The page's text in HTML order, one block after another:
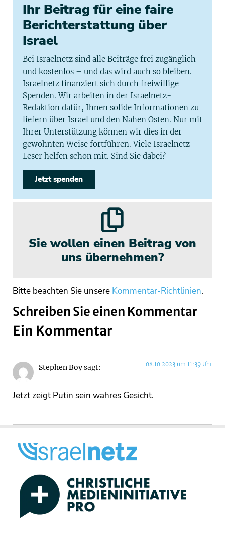
Ihr Beitrag für eine faire
Berichterstattung über
Israel
Bei Israelnetz sind alle Beiträge frei zugänglich
und kostenlos – und das wird auch so bleiben.
Israelnetz finanziert sich durch freiwillige
Spenden. Wir arbeiten in der Israelnetz-
Redaktion dafür, Ihnen solide Informationen zu
liefern über Israel und den Nahen Osten. Nur mit
Ihrer Unterstützung können wir dies in der
gewohnten Weise fortführen. Viele Israelnetz-
Leser helfen schon mit. Sind Sie dabei?
Jetzt spenden
Sie wollen einen Beitrag von
uns übernehmen?
Bitte beachten Sie unsere Kommentar-Richtlinien.
Schreiben Sie einen Kommentar
Ein Kommentar
Stephen Boysagt: 08.10.2023 um 11:39 Uhr
Jetzt zeigt Putin sein wahres Gesicht.